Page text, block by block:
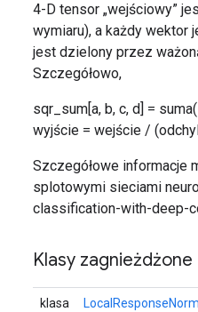
4-D tensor „wejściowy”
wymiaru), a każdy wektor
jest dzielony przez
Szczegółowo,
sqr_sum[a, b, c, d] =
wyjście = wejście /
Szczegółowe informacje
splotowymi sieciami
classification-with-deep-
Klasy zagnieżdżone
klasa